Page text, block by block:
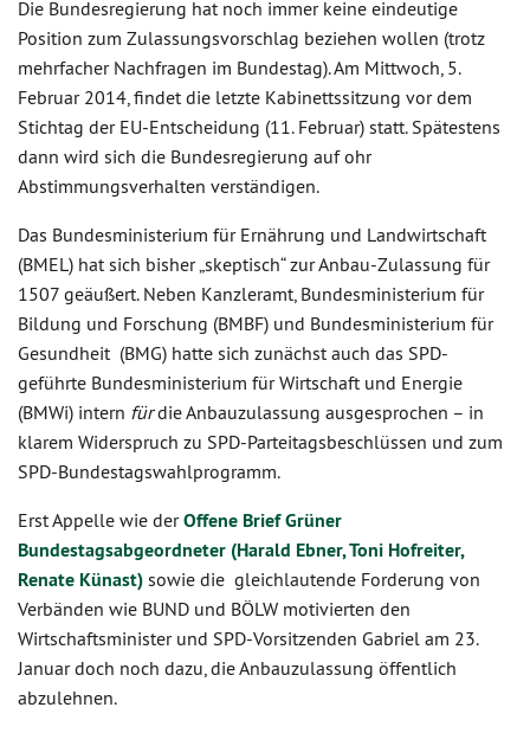
Die Bundesregierung hat noch immer keine eindeutige
Position zum Zulassungsvorschlag beziehen wollen (trotz
mehrfacher Nachfragen im Bundestag). Am Mittwoch, 5.
Februar 2014, findet die letzte Kabinettssitzung vor dem
Stichtag der EU-Entscheidung (11. Februar) statt. Spätestens
dann wird sich die Bundesregierung auf ohr
Abstimmungsverhalten verständigen.
Das Bundesministerium für Ernährung und Landwirtschaft
(BMEL) hat sich bisher „skeptisch“ zur Anbau-Zulassung für
1507 geäußert. Neben Kanzleramt, Bundesministerium für
Bildung und Forschung (BMBF) und Bundesministerium für
Gesundheit (BMG) hatte sich zunächst auch das SPD-
geführte Bundesministerium für Wirtschaft und Energie
(BMWi) intern fürdie Anbauzulassung ausgesprochen – in
klarem Widerspruch zu SPD-Parteitagsbeschlüssen und zum
SPD-Bundestagswahlprogramm.
Erst Appelle wie derOffene Brief Grüner
Bundestagsabgeordneter (Harald Ebner, Toni Hofreiter,
Renate Künast) sowie die gleichlautende Forderung von
Verbänden wie BUND und BÖLW motivierten den
Wirtschaftsminister und SPD-Vorsitzenden Gabriel am 23.
Januar doch noch dazu, die Anbauzulassung öffentlich
abzulehnen.